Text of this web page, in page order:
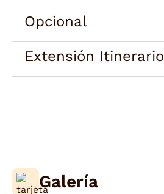
Opcional
Extensión Itinerario
Galería